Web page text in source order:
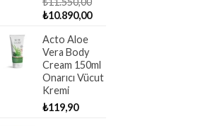
Original
was:
₺11.550,00.
₺10.890,00Current
Acto Aloe
Vera Body
Cream 150ml
Onarıcı Vücut
Kremi
₺119,90